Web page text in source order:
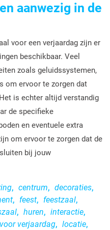
aanwezig in de
voor een verjaardag zijn er
beschikbaar. Veel
zoals geluidssystemen,
om ervoor te zorgen dat
is echter altijd verstandig
de specifieke
en eventuele extra
om ervoor te zorgen dat de
bij jouw
, centrum, decoraties,
, feest, feestzaal,
, huren, interactie,
verjaardag, locatie,